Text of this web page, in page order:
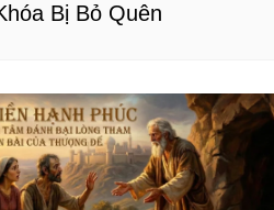
Bị Bỏ Quên